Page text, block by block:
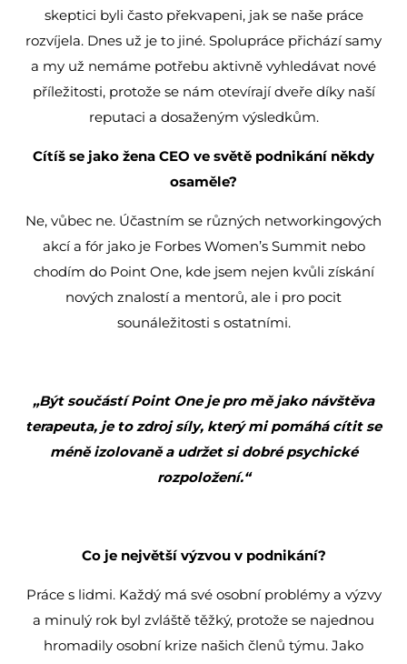
skeptici byli často překvapeni, jak se naše práce
rozvíjela. Dnes už je to jiné. Spolupráce přichází samy
a my už nemáme potřebu aktivně vyhledávat nové
příležitosti, protože se nám otevírají dveře díky naší
reputaci a dosaženým výsledkům.
Cítíš se jako žena CEO ve světě podnikání někdy
osaměle?
Ne, vůbec ne. Účastním se různých networkingových
akcí a fór jako je Forbes Women’s Summit nebo
chodím do Point One, kde jsem nejen kvůli získání
nových znalostí a mentorů, ale i pro pocit
sounáležitosti s ostatními.
„Být součástí Point One je pro mě jako návštěva
terapeuta, je to zdroj síly, který mi pomáhá cítit se
méně izolovaně a udržet si dobré psychické
rozpoložení.“
Co je největší výzvou v podnikání?
Práce s lidmi. Každý má své osobní problémy a výzvy
a minulý rok byl zvláště těžký, protože se najednou
hromadily osobní krize našich členů týmu. Jako